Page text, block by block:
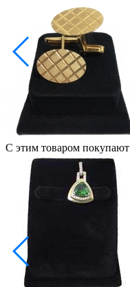
С этим товаром покупают